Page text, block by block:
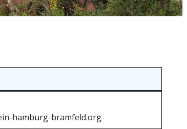
hamburg-bramfeld.org